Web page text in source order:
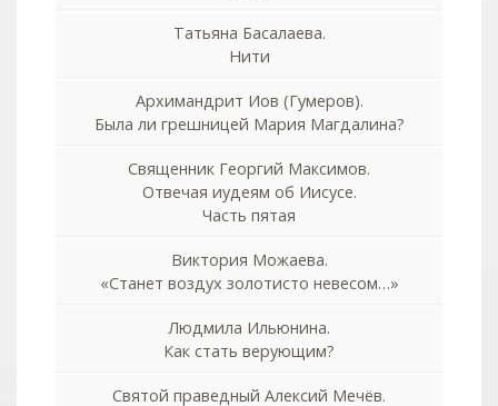
Татьяна Басалаева.
Нити
Архимандрит Иов (Гумеров).
Была ли грешницей Мария Магдалина?
Священник Георгий Максимов.
Отвечая иудеям об Иисусе.
Часть пятая
Виктория Можаева.
«Станет воздух золотисто невесом…»
Людмила Ильюнина.
Как стать верующим?
Святой праведный Алексий Мечёв.